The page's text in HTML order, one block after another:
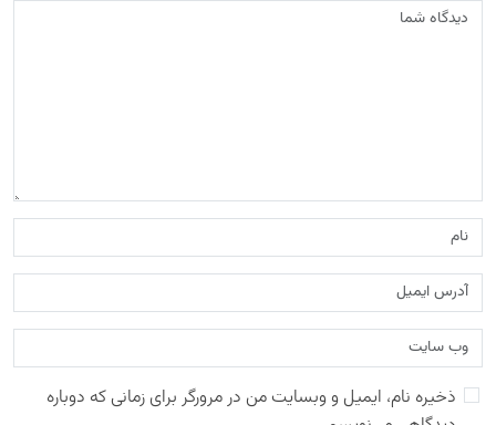
ذخیره نام، ایمیل و وبسایت من در مرورگر برای زمانی که دوباره